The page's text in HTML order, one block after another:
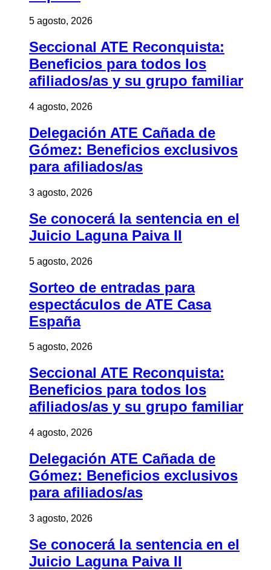
5 agosto, 2026
Seccional ATE Reconquista:
Beneficios para todos los
afiliados/as y su grupo familiar
4 agosto, 2026
Delegación ATE Cañada de
Gómez: Beneficios exclusivos
para afiliados/as
3 agosto, 2026
Se conocerá la sentencia en el
Juicio Laguna Paiva II
5 agosto, 2026
Sorteo de entradas para
espectáculos de ATE Casa
España
5 agosto, 2026
Seccional ATE Reconquista:
Beneficios para todos los
afiliados/as y su grupo familiar
4 agosto, 2026
Delegación ATE Cañada de
Gómez: Beneficios exclusivos
para afiliados/as
3 agosto, 2026
Se conocerá la sentencia en el
Juicio Laguna Paiva II